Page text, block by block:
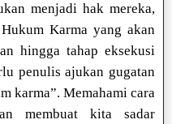
menjadi hak mereka,
Karma yang akan
hingga tahap eksekusi
penulis ajukan gugatan
karma”. Memahami cara
membuat kita sadar